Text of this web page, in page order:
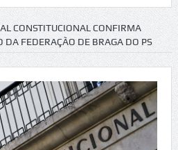
Igreja do Castelo de Cerveira
CONSTITUCIONAL CONFIRMA
DA FEDERAÇÃO DE BRAGA DO PS